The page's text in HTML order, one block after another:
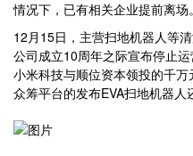
情况下，已有相关企业提前离场。
12月15日，主营扫地机器人等
公司成立10周年之际宣布停止
小米科技与顺位资本领投的千
众筹平台的发布EVA扫地机器人